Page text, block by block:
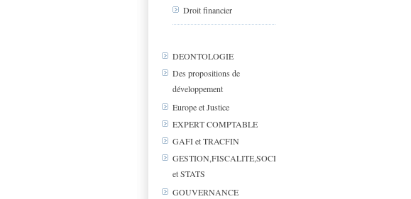
Droit financier
DEONTOLOGIE
Des propositions de
développement
Europe et Justice
EXPERT COMPTABLE
GAFI et TRACFIN
GESTION,FISCALITE,SOCIAL
et STATS
GOUVERNANCE